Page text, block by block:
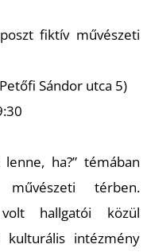
fiktív művészeti
Sándor utca 5)
ha?” témában
térben.
hallgatói közül
kulturális intézmény